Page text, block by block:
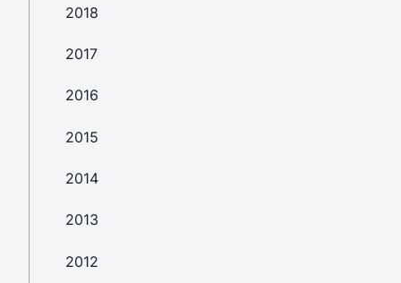
2018
2017
2016
2015
2014
2013
2012